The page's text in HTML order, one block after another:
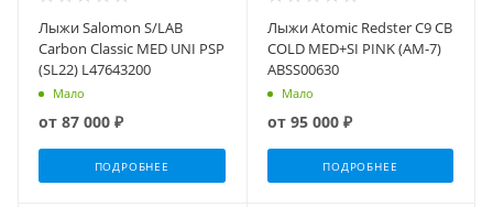
Лыжи Salomon S/LAB
Carbon Classic MED UNI PSP
(SL22) L47643200
Мало
от 87 000 ₽
ПОДРОБНЕЕ
Лыжи Atomic Redster C9 CB
COLD MED+SI PINK (AM-7)
ABSS00630
Мало
от 95 000 ₽
ПОДРОБНЕЕ